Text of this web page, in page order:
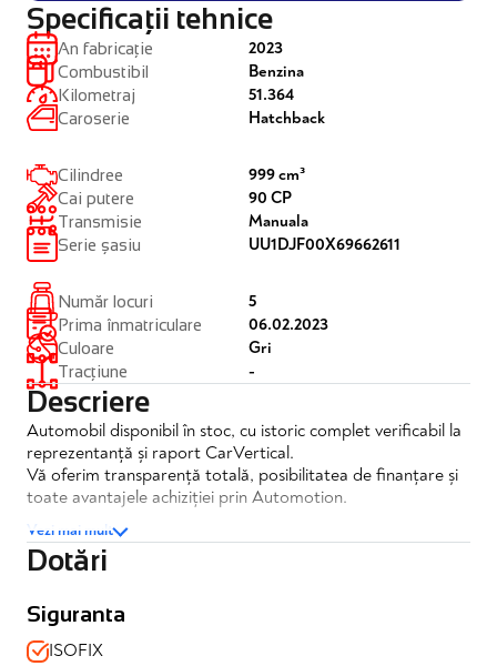
Specificații tehnice
An fabricație
Combustibil
Kilometraj
Caroserie
2023
Benzina
51.364
Hatchback
Cilindree
Cai putere
Transmisie
Serie șasiu
999 cm³
90 CP
Manuala
UU1DJF00X69662611
Număr locuri
Prima înmatriculare
Culoare
Tracțiune
5
06.02.2023
Gri
-
Descriere
Automobil disponibil în stoc, cu istoric complet verificabil la
reprezentanță și raport CarVertical.
Vă oferim transparență totală, posibilitatea de finanțare și
toate avantajele achiziției prin Automotion.
Dacia Sandero Stepway Confort TCe 90
✔️TVA inclus si deductibil
✔️Garantie 12 luni
Dotari si echipamente:
Vezi mai mult
Dotări
Siguranta
ISOFIX